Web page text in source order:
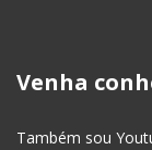
Venha
Também sou